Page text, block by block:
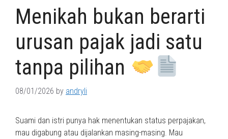
Menikah bukan berarti
urusan pajak jadi satu
tanpa pilihan
08/01/2026 by andryli
Suami dan istri punya hak menentukan status perpajakan,
mau digabung atau dijalankan masing-masing. Mau